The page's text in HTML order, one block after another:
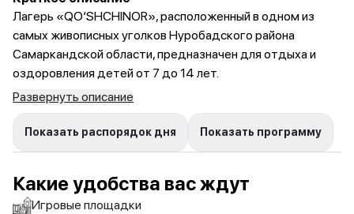
Лагерь «QO‘SHCHINOR», расположенный в одном из
самых живописных уголков Нуробадского района
Самаркандской области, предназначен для отдыха и
оздоровления детей от 7 до 14 лет.
Развернуть описание
Показать распорядок дня Показать программу
Какие удобства вас ждут
Игровые площадки